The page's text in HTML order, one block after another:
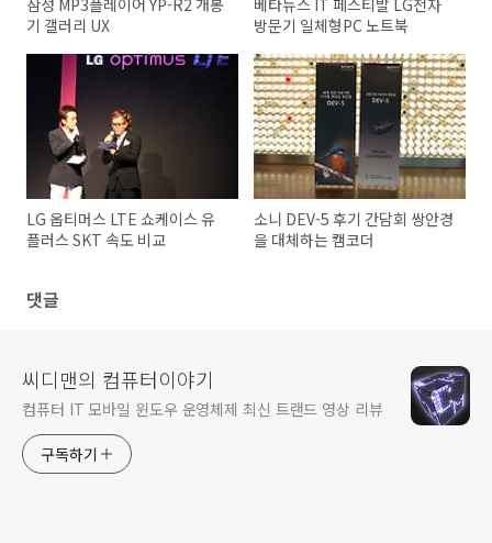
삼성 MP3플레이어 YP-R2 개봉
기 갤러리 UX
베타뉴스 IT 페스티발 LG전자
방문기 일체형PC 노트북
LG 옵티머스 LTE 쇼케이스 유
플러스 SKT 속도 비교
소니 DEV-5 후기 간담회 쌍안경
을 대체하는 캠코더
댓글
씨디맨의 컴퓨터이야기
컴퓨터 IT 모바일 윈도우 운영체제 최신 트랜드 영상 리뷰
구독하기